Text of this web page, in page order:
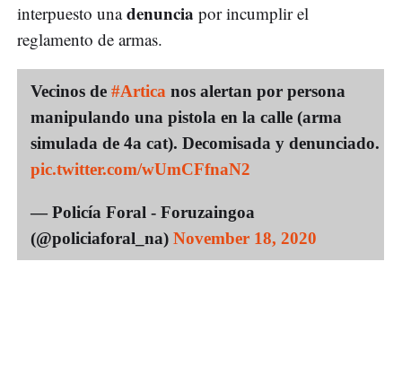
interpuesto unadenuncia por incumplir el
reglamento de armas.
Vecinos de #Artica nos alertan por persona
manipulando una pistola en la calle (arma
simulada de 4a cat). Decomisada y denunciado.
pic.twitter.com/wUmCFfnaN2
— Policía Foral - Foruzaingoa
(@policiaforal_na) November 18, 2020